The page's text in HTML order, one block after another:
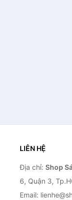
LIÊN HỆ
Địa chỉ: Shop
6, Quận 3,
Email: